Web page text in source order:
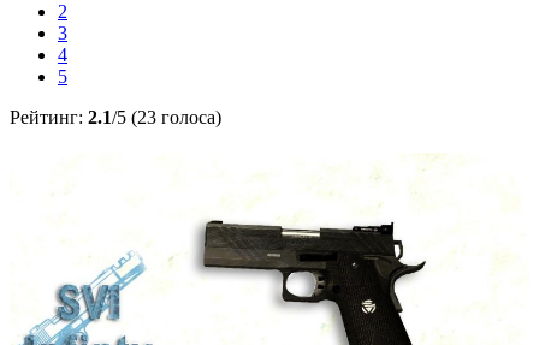
2
3
4
5
Рейтинг: 2.1/5 (23 голоса)